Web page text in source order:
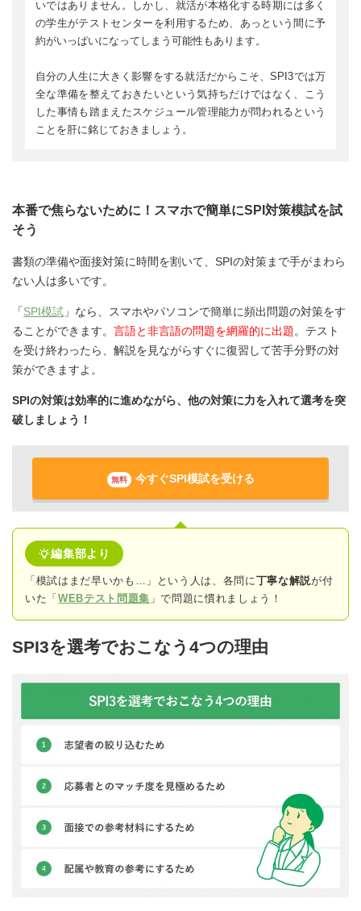
いではありません。しかし、就活が本格化する時期には多く
の学生がテストセンターを利用するため、あっという間に予
約がいっぱいになってしまう可能性もあります。
自分の人生に大きく影響をする就活だからこそ、SPI3では万
全な準備を整えておきたいという気持ちだけではなく、こう
した事情も踏まえたスケジュール管理能力が問われるという
ことを肝に銘じておきましょう。
本番で焦らないために！スマホで簡単にSPI対策模試を試
そう
書類の準備や面接対策に時間を割いて、SPIの対策まで手がまわら
ない人は多いです。
「SPI模試 」なら、スマホやパソコンで簡単に頻出問題の対策をす
ることができます。 言語と非言語の問題を網羅的に出題。テスト
を受け終わったら、解説を見ながらすぐに復習して苦手分野の対
策ができますよ。
SPIの対策は効率的に進めながら、他の対策に力を入れて選考を突
破しましょう！
無料 今すぐSPI模試を受ける
編集部より
「模試はまだ早いかも…」という人は、各問に 丁寧な解説が付
いた「 WEBテスト問題集 」で問題に慣れましょう！
SPI3を選考でおこなう4つの理由